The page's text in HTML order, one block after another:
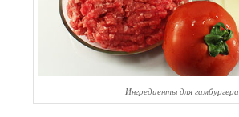
Ингредиенты для гамбургера